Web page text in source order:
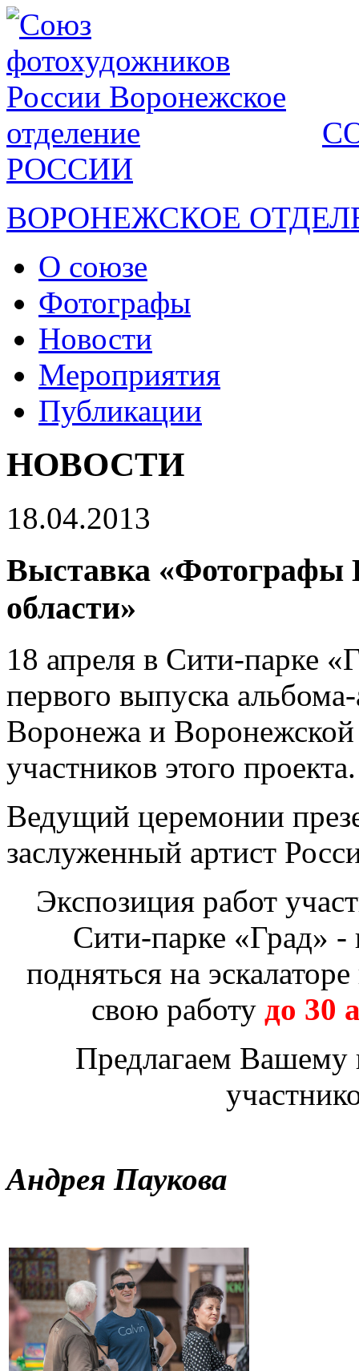
РОССИИ
ВОРОНЕЖСКОЕ
О союзе
Фотографы
Новости
Мероприятия
Публикации
НОВОСТИ
18.04.2013
Выставка «Фотографы
области»
18 апреля в Сити-парке
первого выпуска
Воронежа и Воронежской
участников этого проекта.
Ведущий церемонии
заслуженный артист
Экспозиция работ
Сити-парке «Град» -
подняться на
свою работу до 30
Предлагаем
Андрея Паукова